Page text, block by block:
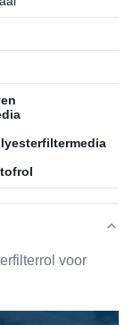
voor